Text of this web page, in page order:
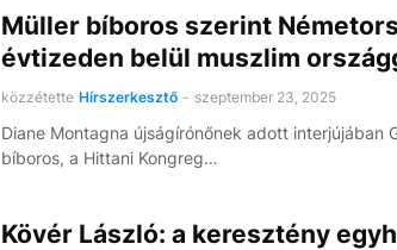
Müller bíboros szerint
évtizeden belül muszlim
közzétette Hírszerkesztő - szeptember 23, 2025
Diane Montagna újságírónőnek adott interjújában
bíboros, a Hittani Kongreg…
Kövér László: a keresztény